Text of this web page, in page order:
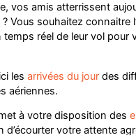
vos amis atterrissent
Vous souhaitez connaitre
temps réel de leur vol pour
les arrivées du jour des
aériennes.
à votre disposition des
d’écourter votre attente